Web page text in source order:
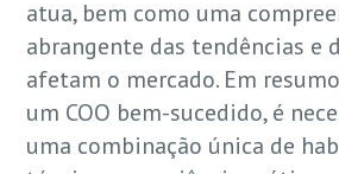
atua, bem como uma
abrangente das tendências e
afetam o mercado. Em
um COO bem-sucedido, é
uma combinação única de